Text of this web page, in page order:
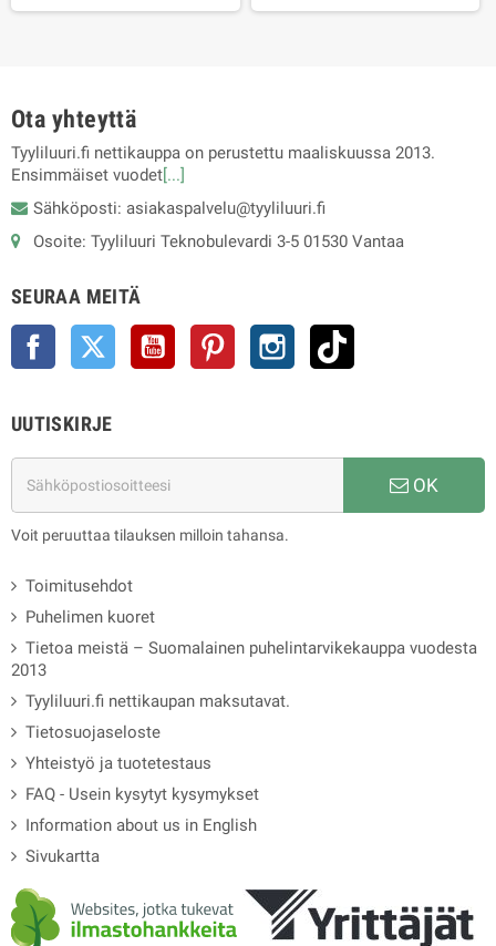
Ota yhteyttä
Tyyliluuri.fi nettikauppa on perustettu maaliskuussa 2013.
Ensimmäiset vuodet[...]
Sähköposti: asiakaspalvelu@tyyliluuri.fi
Osoite: Tyyliluuri Teknobulevardi 3-5 01530 Vantaa
SEURAA MEITÄ
Facebook Twitter YouTube Pinterest Instagram
UUTISKIRJE
OK
Voit peruuttaa tilauksen milloin tahansa.
Toimitusehdot
Puhelimen kuoret
Tietoa meistä – Suomalainen puhelintarvikekauppa vuodesta
2013
Tyyliluuri.fi nettikaupan maksutavat.
Tietosuojaseloste
Yhteistyö ja tuotetestaus
FAQ - Usein kysytyt kysymykset
Information about us in English
Sivukartta